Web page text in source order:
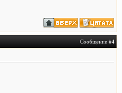
Сообщение #4